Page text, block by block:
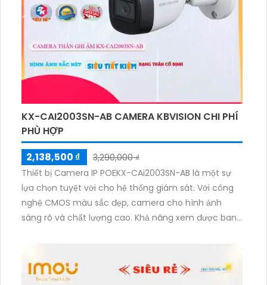
một cách thuận tiện. Việc lắp đặt combo này sẽ
mang lại sự an tâm và tiện lợi cho người sử dụng.
KX-CAI2003SN-AB CAMERA KBVISION CHI PHÍ
PHÙ HỢP
2,138,500 ₫
3,290,000 ₫
Thiết bị Camera IP POEKX-CAi2003SN-AB là một sự
lựa chọn tuyệt vời cho hệ thống giám sát. Với công
nghệ CMOS màu sắc đẹp, camera cho hình ảnh
sáng rõ và chất lượng cao. Khả năng xem được ban
hợp trên kỹ thuật IP POE, giúp tiết kiệm chi phí và dễ
dàng lắp đặt. Camera có độ phân giải lên đến 2.0 MP,